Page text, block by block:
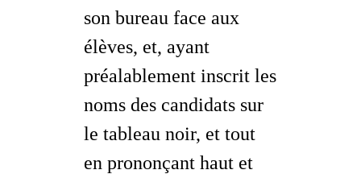
son bureau face aux
élèves, et, ayant
préalablement inscrit les
noms des candidats sur
le tableau noir, et tout
en prononçant haut et